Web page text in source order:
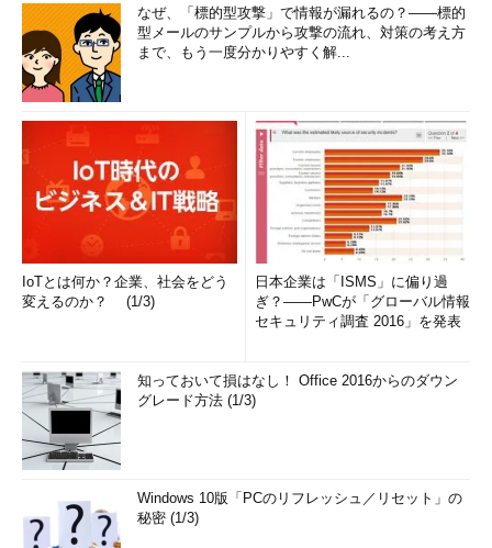
なぜ、「標的型攻撃」で情報が漏れるの？――標的
型メールのサンプルから攻撃の流れ、対策の考え方
まで、もう一度分かりやすく解...
IoTとは何か？企業、社会をどう
変えるのか？ (1/3)
日本企業は「ISMS」に偏り過
ぎ？――PwCが「グローバル情報
セキュリティ調査 2016」を発表
知っておいて損はなし！ Office 2016からのダウン
グレード方法 (1/3)
Windows 10版「PCのリフレッシュ／リセット」の
秘密 (1/3)